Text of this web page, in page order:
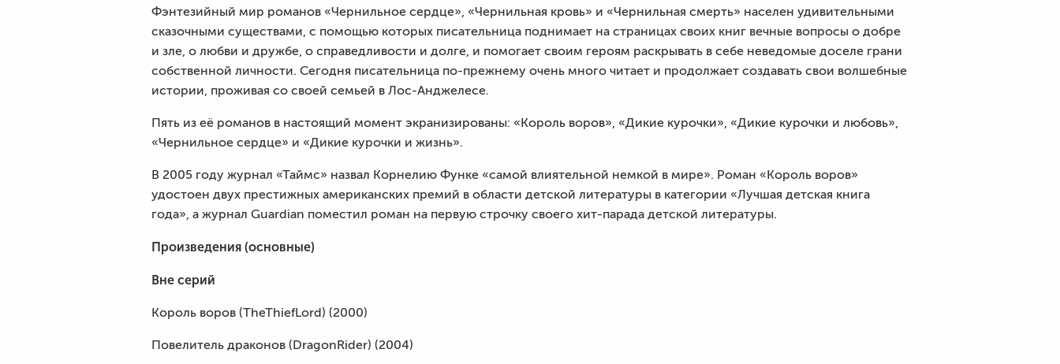
Фэнтезийный мир романов «Чернильное сердце», «Чернильная кровь» и «Чернильная смерть» населен удивительными
сказочными существами, с помощью которых писательница поднимает на страницах своих книг вечные вопросы о добре
и зле, о любви и дружбе, о справедливости и долге, и помогает своим героям раскрывать в себе неведомые доселе грани
собственной личности. Сегодня писательница по-прежнему очень много читает и продолжает создавать свои волшебные
истории, проживая со своей семьей в Лос-Анджелесе.
Пять из её романов в настоящий момент экранизированы: «Король воров», «Дикие курочки», «Дикие курочки и любовь»,
«Чернильное сердце» и «Дикие курочки и жизнь».
В 2005 году журнал «Таймс» назвал Корнелию Функе «самой влиятельной немкой в мире». Роман «Король воров»
удостоен двух престижных американских премий в области детской литературы в категории «Лучшая детская книга
года», а журнал Guardian поместил роман на первую строчку своего хит-парада детской литературы.
Произведения (основные)
Вне серий
Король воров (TheThiefLord) (2000)
Повелитель драконов (DragonRider) (2004)